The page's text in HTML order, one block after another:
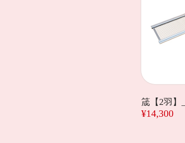
筬【2羽】
¥14,300